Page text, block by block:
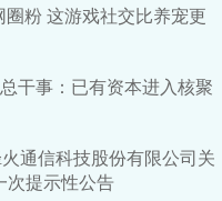
粉 这游戏社交比养宠更
干事：已有资本进入核聚
通信科技股份有限公司关
次提示性公告